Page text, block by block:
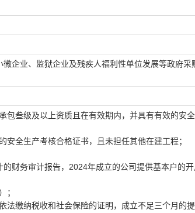
企业、监狱企业及残疾人福利性单位发展等政府采
包叁级及以上资质且在有效期内，并具有有效的安
全生产考核合格证书，且未担任其他在建工程；
财务审计报告，2024年成立的公司提供基本户的
；
缴纳税收和社会保险的证明，成立不足三个月的